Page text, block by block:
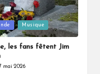
Musique
les fans fêtent Jim
mai 2026